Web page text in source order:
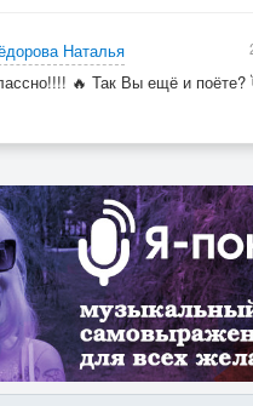
Наталья
🔥 Так Вы ещё и поёте?